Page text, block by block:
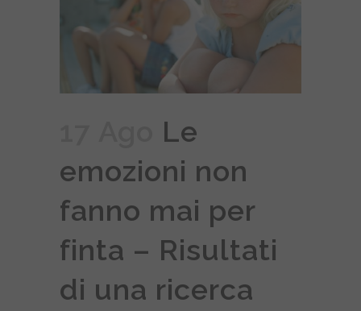
Le
emozioni non
fanno mai per
finta – Risultati
di una ricerca